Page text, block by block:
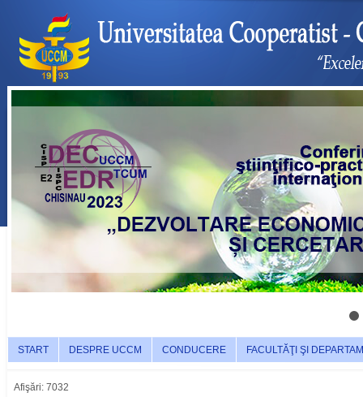
START DESPRE UCCM CONDUCERE FACULTĂŢI ŞI
Afişări: 7032